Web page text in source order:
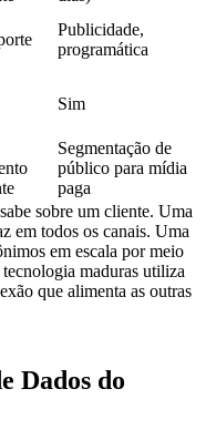
Publicidade,
programática
Sim
Segmentação de
público para mídia
paga
sobre um cliente. Uma
em todos os canais. Uma
em escala por meio
maduras utiliza
que alimenta as outras
Dados do